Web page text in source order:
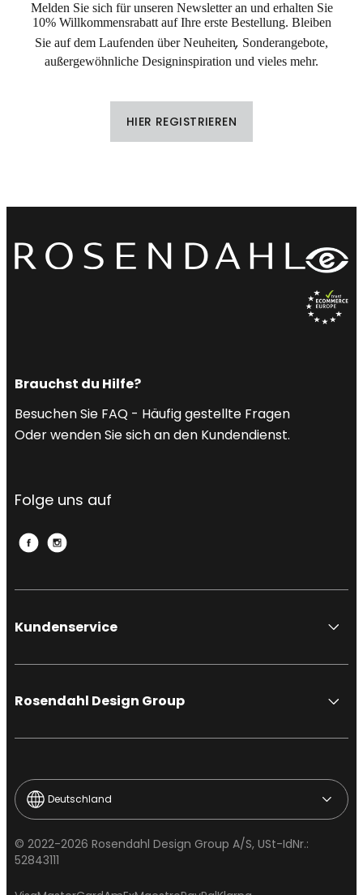
Melden Sie sich für unseren Newsletter an und erhalten Sie
10% Willkommensrabatt auf Ihre erste Bestellung. Bleiben
Sie auf dem Laufenden über Neuheiten, Sonderangebote,
außergewöhnliche Designinspiration und vieles mehr.
HIER REGISTRIEREN
Brauchst du Hilfe?
Besuchen Sie FAQ - Häufig gestellte Fragen
Oder wenden Sie sich an den Kundendienst.
Folge uns auf
Kundenservice
Rosendahl Design Group
© 2022-2026 Rosendahl Design Group A/S, USt-IdNr.:
52843111
Deutschland